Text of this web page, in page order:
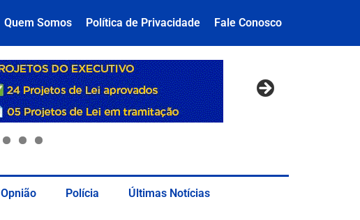
Quem Somos Política de Privacidade Fale Conosco
Opnião Polícia Últimas Notícias